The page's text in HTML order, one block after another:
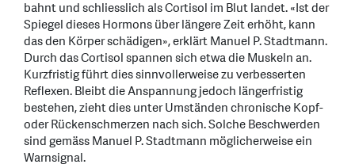
bahnt und schliesslich als Cortisol im Blut landet. «Ist der
Spiegel dieses Hormons über längere Zeit erhöht, kann
das den Körper schädigen», erklärt Manuel P. Stadtmann.
Durch das Cortisol spannen sich etwa die Muskeln an.
Kurzfristig führt dies sinnvollerweise zu verbesserten
Reflexen. Bleibt die Anspannung jedoch längerfristig
bestehen, zieht dies unter Umständen chronische Kopf-
oder Rückenschmerzen nach sich. Solche Beschwerden
sind gemäss Manuel P. Stadtmann möglicherweise ein
Warnsignal.